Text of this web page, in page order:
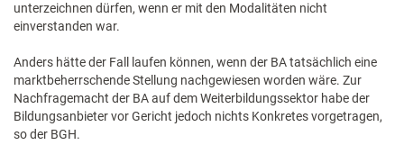
unterzeichnen dürfen, wenn er mit den Modalitäten nicht
einverstanden war.
Anders hätte der Fall laufen können, wenn der BA tatsächlich eine
marktbeherrschende Stellung nachgewiesen worden wäre. Zur
Nachfragemacht der BA auf dem Weiterbildungssektor habe der
Bildungsanbieter vor Gericht jedoch nichts Konkretes vorgetragen,
so der BGH.